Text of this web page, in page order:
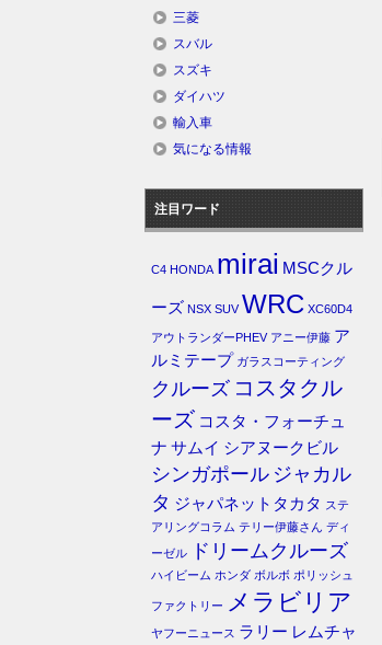
三菱
スバル
スズキ
ダイハツ
輸入車
気になる情報
注目ワード
C4 HONDA mirai MSCクル
ーズ NSX SUV WRC XC60D4
アウトランダーPHEV アニー伊藤 ア
ルミテープ ガラスコーティング
クルーズ コスタクル
ーズ コスタ・フォーチュ
ナ サムイ シアヌークビル
シンガポール ジャカル
タ ジャパネットタカタ ステ
アリングコラム テリー伊藤さん ディ
ーゼル
ドリームクルーズ
ハイビーム ホンダ ボルボ ポリッシュ
ファクトリー メラビリア
ヤフーニュース ラリー レムチャ